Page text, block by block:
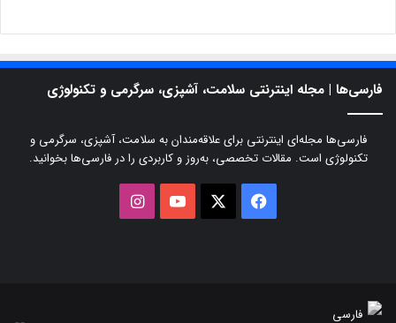
فارسی‌ها | مجله اینترنتی سلامت، آشپزی، سرگرمی و تکنولوژی
فارسی‌ها مجله‌ای اینترنتی برای علاقه‌مندان به سلامت، آشپزی، سرگرمی و
تکنولوژی است. مقالات تخصصی، به‌روز و کاربردی را در فارسی‌ها بخوانید.
فیسبوک یوتیوب